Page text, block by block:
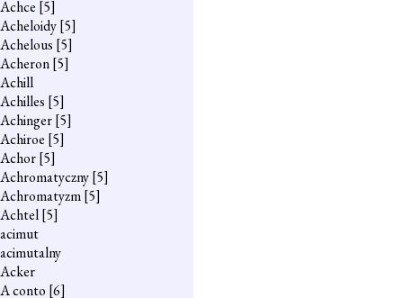
Achce [5]
Acheloidy[5]
Achelous [5]
Acheron[5]
Achill
Achilles [5]
Achinger[5]
Achiroe [5]
Achor[5]
Achromatyczny[5]
Achromatyzm[5]
Achtel[5]
acimut
acimutalny
Acker
A conto [6]